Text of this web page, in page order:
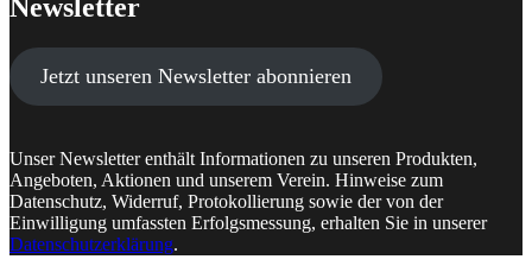
Newsletter
Jetzt unseren Newsletter abonnieren
Unser Newsletter enthält Informationen zu unseren Produkten,
Angeboten, Aktionen und unserem Verein. Hinweise zum
Datenschutz, Widerruf, Protokollierung sowie der von der
Einwilligung umfassten Erfolgsmessung, erhalten Sie in unserer
Datenschutzerklärung.